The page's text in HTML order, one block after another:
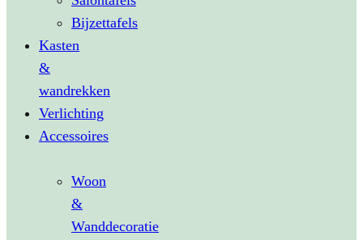
Bijzettafels
Kasten
&
wandrekken
Verlichting
Accessoires
Woon
&
Wanddecoratie